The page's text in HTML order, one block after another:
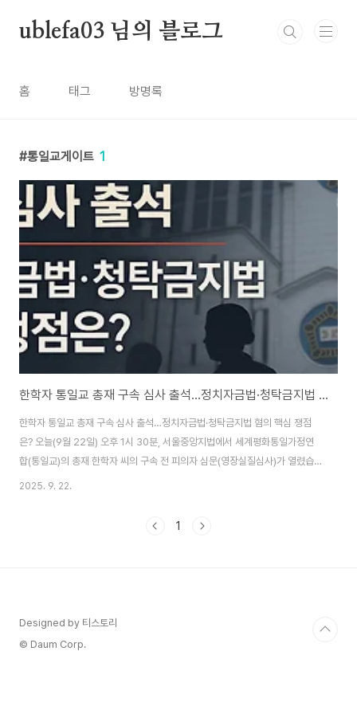
ublefa03 님의 블로그
홈 태그 방명록
통일교게이트 1
한학자 통일교 총재 구속 심사 출석…정치자금법·청탁금지법 혐의 핵심 쟁점은?
한학자 통일교 총재 구속 심사 출석…정치자금법·청탁금지법 혐의 핵심 쟁점
은? 오늘(9월 22일) 오후 1시 30분, 서울중앙지법에서 세계평화통일가정연
합(통일교)의 총재 한학자 씨의 구속 전 피의자 심문(영장실질심사)가 열렸습
니다. 이번 사건은 단순한 종교계 이슈를 넘어 정치권 로비, 청탁, 불법 정치자
사에 고가 선물·권성동 의원에 1억 정치자금특검은 한학자 총재가 김건희 여사
2025. 9. 22.
1
Designed by 티스토리
© Daum Corp.